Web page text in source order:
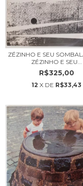
ZÉZINHO E SEU
ZÉZINHO E SEU...
R$325,00
12 X DE R$33,43